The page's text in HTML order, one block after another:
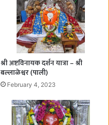
श्री अष्टविनायक दर्शन यात्रा – श्री
बल्लाळेश्वर (पाली)
February 4, 2023